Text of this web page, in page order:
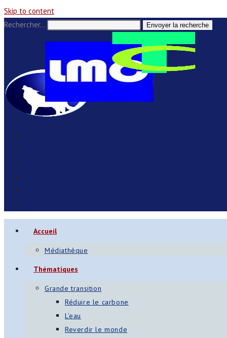
Skip to content
Rechercher…
Envoyer la recherche
Accueil
Médiathèque
Thématiques
Grande transition
Réduire le carbone
L’eau
Reverdir le monde